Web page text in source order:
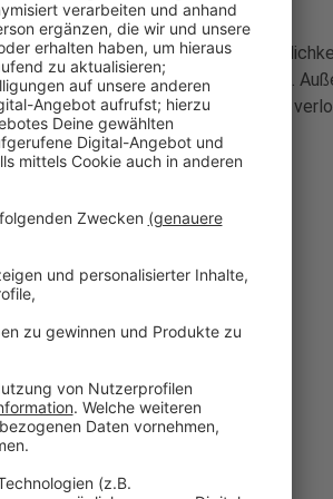
Heimspiel" gibt es heute die
Mitmachaktionen teilzunehmen.
Gästen geben. Die UEFA
in Düsseldorf.
Freiwillige gesucht
als «Fest in Europa»